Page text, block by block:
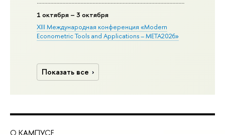
1 октября – 3 октября
XIII Международная конференция «Modern
Econometric Tools and Applications – META2026»
Показать все
О КАМПУСЕ